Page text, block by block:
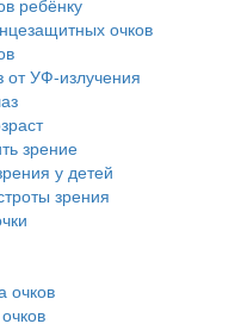
ребёнку
очков
от УФ-излучения
зрение
у детей
зрения
очков